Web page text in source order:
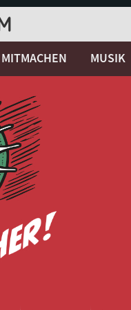
MITMACHEN MUSIK